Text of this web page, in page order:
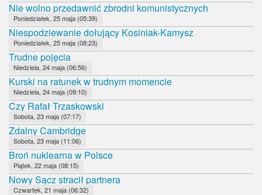
Nie wolno przedawnić zbrodni komunistycznych
Poniedziałek, 25 maja (05:39)
Niespodziewanie dołujący Kosiniak-Kamysz
Poniedziałek, 25 maja (08:23)
Trudne pojęcia
Niedziela, 24 maja (06:56)
Kurski na ratunek w trudnym momencie
Niedziela, 24 maja (09:10)
Czy Rafał Trzaskowski
Sobota, 23 maja (07:17)
Zdalny Cambridge
Sobota, 23 maja (11:06)
Broń nuklearna w Polsce
Piątek, 22 maja (08:15)
Nowy Sącz stracił partnera
Czwartek, 21 maja (06:32)